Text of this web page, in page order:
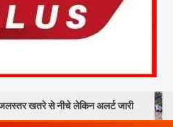
से नीचे लेकिन अलर्ट जारी 26